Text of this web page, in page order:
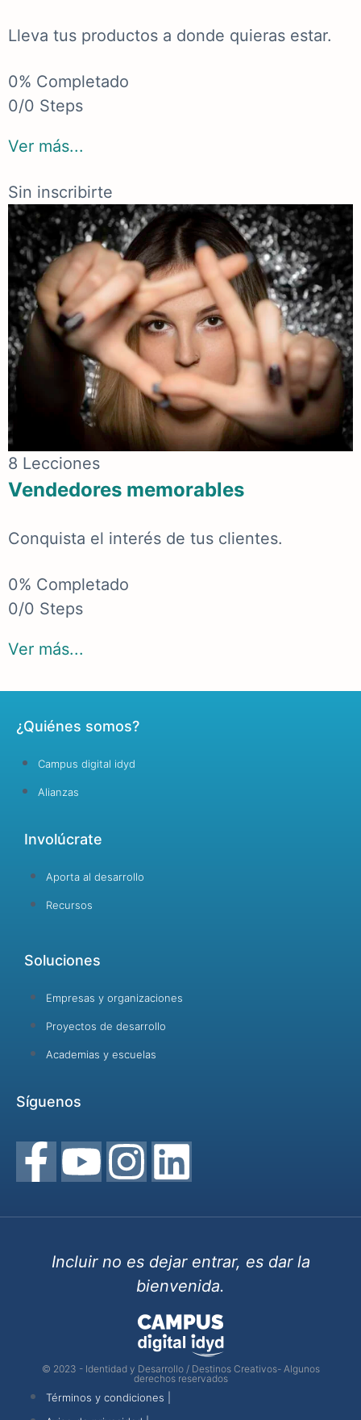
Lleva tus productos a donde quieras estar.
0% Completado
0/0 Steps
Ver más...
Sin inscribirte
8 Lecciones
Vendedores memorables
Conquista el interés de tus clientes.
0% Completado
0/0 Steps
Ver más...
¿Quiénes somos?
Campus digital idyd
Alianzas
Involúcrate
Aporta al desarrollo
Recursos
Soluciones
Empresas y organizaciones
Proyectos de desarrollo
Academias y escuelas
Síguenos
Incluir no es dejar entrar, es dar la
bienvenida.
© 2023 - Identidad y Desarrollo / Destinos Creativos- Algunos
derechos reservados
Términos y condiciones |